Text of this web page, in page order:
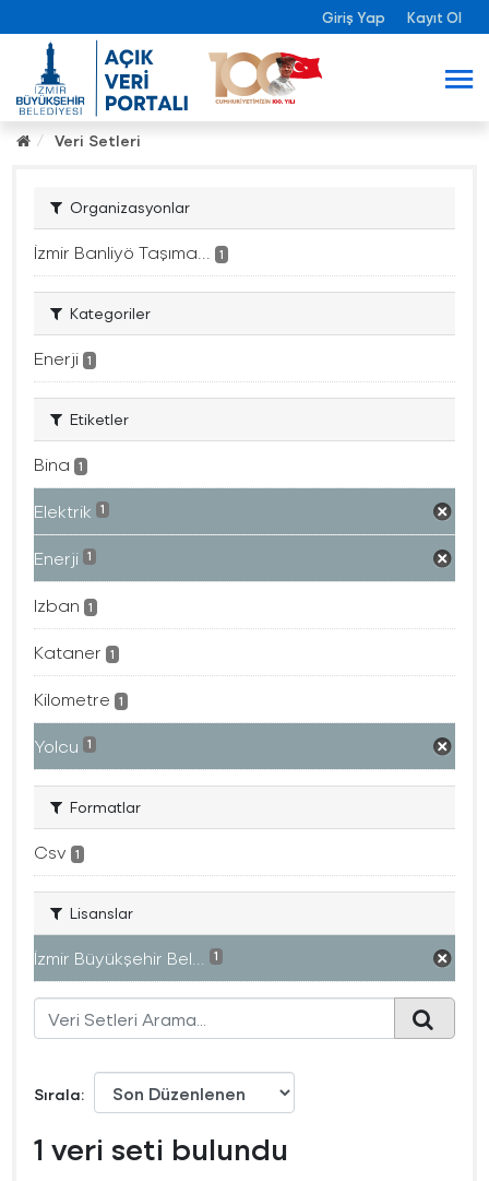
Giriş Yap Kayıt Ol
Veri Setleri
Organizasyonlar
İzmir Banliyö Taşıma... 1
Kategoriler
Enerji 1
Etiketler
Bina 1
Elektrik 1
Enerji 1
Izban 1
Kataner 1
Kilometre 1
Yolcu 1
Formatlar
Csv 1
Lisanslar
İzmir Büyükşehir Bel... 1
Sırala
1 veri seti bulundu